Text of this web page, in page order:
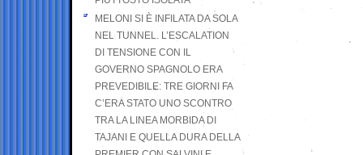
MELONI SI È INFILATA DA SOLA
NEL TUNNEL. L’ESCALATION
DI TENSIONE CON IL
GOVERNO SPAGNOLO ERA
PREVEDIBILE: TRE GIORNI FA
C’ERA STATO UNO SCONTRO
TRA LA LINEA MORBIDA DI
TAJANI E QUELLA DURA DELLA